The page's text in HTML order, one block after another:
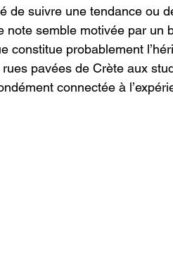
de suivre une tendance ou
note semble motivée par un
constitue probablement
pavées de Crète aux
connectée à